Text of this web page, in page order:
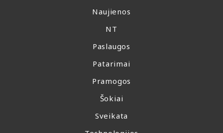
Naujienos
NT
Paslaugos
Patarimai
Pramogos
Šokiai
Sveikata